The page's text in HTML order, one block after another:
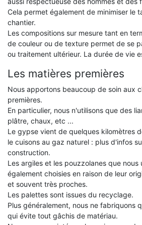
Cela permet également de minimiser le
chantier.
Les compositions sur mesure tant en
de couleur ou de texture permet de se
ou traitement ultérieur. La durée de vie
Les matières premières
Nous apportons beaucoup de soin aux
premières.
En particulier, nous n'utilisons que des
plâtre, chaux, etc ...
Le gypse vient de quelques kilomètres
le cuisons au gaz naturel : plus d'infos
construction.
Les argiles et les pouzzolanes que nous
également choisies en raison de leur
et souvent très proches.
Les palettes sont issues du recyclage.
Plus généralement, nous ne fabriquons
qui évite tout gâchis de matériau.